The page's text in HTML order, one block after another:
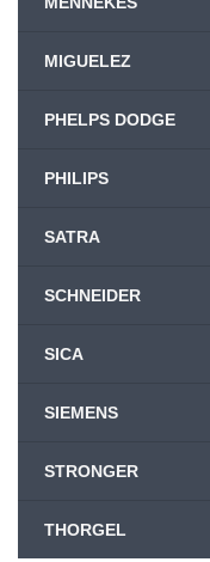
MIGUELEZ
PHELPS DODGE
PHILIPS
SATRA
SCHNEIDER
SICA
SIEMENS
STRONGER
THORGEL